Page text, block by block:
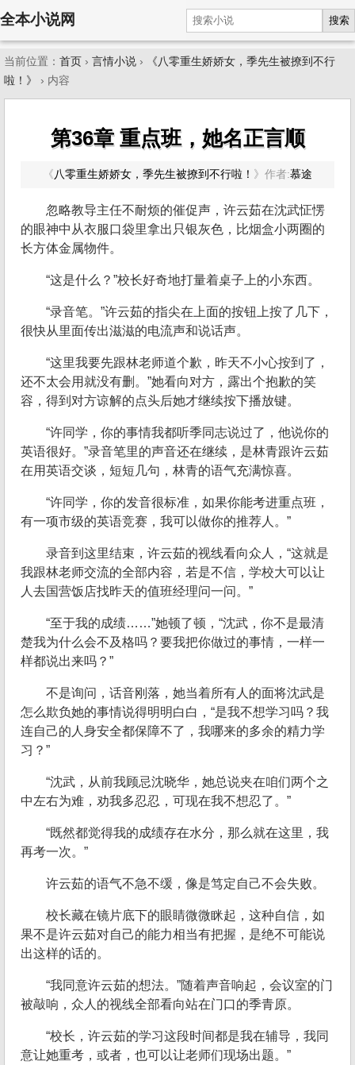
全本小说网 搜索
当前位置： 首页 › 言情小说 ›
《八零重生娇娇女，季先生被撩到不行
啦！》
› 内容
第36章 重点班，她名正言顺
《八零重生娇娇女，季先生被撩到不行啦！ 》 作者:慕途
忽略教导主任不耐烦的催促声，许云茹在沈武怔愣
的眼神中从衣服口袋里拿出只银灰色，比烟盒小两圈的
长方体金属物件。
“这是什么？”校长好奇地打量着桌子上的小东西。
“录音笔。”许云茹的指尖在上面的按钮上按了几下，
很快从里面传出滋滋的电流声和说话声。
“这里我要先跟林老师道个歉，昨天不小心按到了，
还不太会用就没有删。”她看向对方，露出个抱歉的笑
容，得到对方谅解的点头后她才继续按下播放键。
“许同学，你的事情我都听季同志说过了，他说你的
英语很好。”录音笔里的声音还在继续，是林青跟许云茹
在用英语交谈，短短几句，林青的语气充满惊喜。
“许同学，你的发音很标准，如果你能考进重点班，
有一项市级的英语竞赛，我可以做你的推荐人。”
录音到这里结束，许云茹的视线看向众人，“这就是
我跟林老师交流的全部内容，若是不信，学校大可以让
人去国营饭店找昨天的值班经理问一问。”
“至于我的成绩……”她顿了顿，“沈武，你不是最清
楚我为什么会不及格吗？要我把你做过的事情，一样一
样都说出来吗？”
不是询问，话音刚落，她当着所有人的面将沈武是
怎么欺负她的事情说得明明白白，“是我不想学习吗？我
连自己的人身安全都保障不了，我哪来的多余的精力学
习？”
“沈武，从前我顾忌沈晓华，她总说夹在咱们两个之
中左右为难，劝我多忍忍，可现在我不想忍了。”
“既然都觉得我的成绩存在水分，那么就在这里，我
再考一次。”
许云茹的语气不急不缓，像是笃定自己不会失败。
校长藏在镜片底下的眼睛微微眯起，这种自信，如
果不是许云茹对自己的能力相当有把握，是绝不可能说
出这样的话的。
“我同意许云茹的想法。”随着声音响起，会议室的门
被敲响，众人的视线全部看向站在门口的季青原。
“校长，许云茹的学习这段时间都是我在辅导，我同
意让她重考，或者，也可以让老师们现场出题。”